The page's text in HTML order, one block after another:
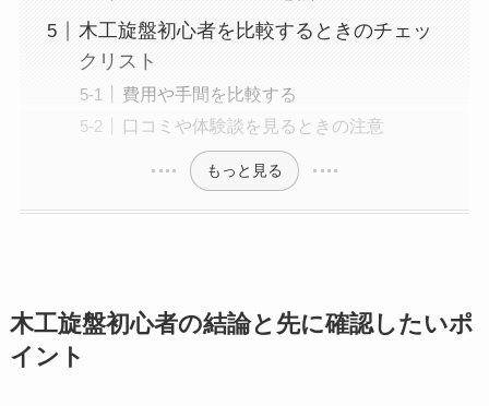
木工旋盤初心者を比較するときのチェッ
クリスト
費用や手間を比較する
口コミや体験談を見るときの注意
もっと見る
木工旋盤初心者の結論と先に確認したいポ
イント